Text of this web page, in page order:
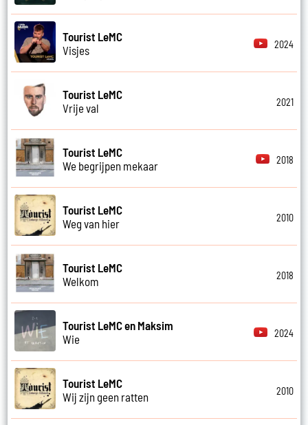
Tourist LeMC
Visjes
2024
Tourist LeMC
Vrije val
2021
Tourist LeMC
We begrijpen mekaar
2018
Tourist LeMC
Weg van hier
2010
Tourist LeMC
Welkom
2018
Tourist LeMC en Maksim
Wie
2024
Tourist LeMC
Wij zijn geen ratten
2010